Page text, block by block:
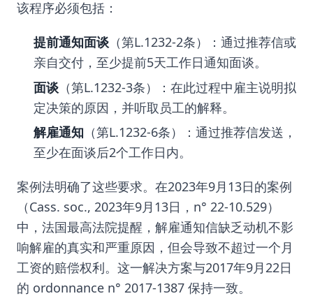
该程序必须包括：
提前通知面谈 （第L.1232-2条）：通过推荐信或
亲自交付，至少提前5天工作日通知面谈。
面谈 （第L.1232-3条）：在此过程中雇主说明拟
定决策的原因，并听取员工的解释。
解雇通知 （第L.1232-6条）：通过推荐信发送，
至少在面谈后2个工作日内。
案例法明确了这些要求。在2023年9月13日的案例
（Cass. soc., 2023年9月13日，n° 22-10.529）
中，法国最高法院提醒，解雇通知信缺乏动机不影
响解雇的真实和严重原因，但会导致不超过一个月
工资的赔偿权利。这一解决方案与2017年9月22日
的 ordonnance n° 2017-1387 保持一致。